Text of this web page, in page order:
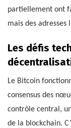
partiellement ont
mais des adresses
Les défis
Le Bitcoin
consensus des
contrôle central,
de la blockchain.